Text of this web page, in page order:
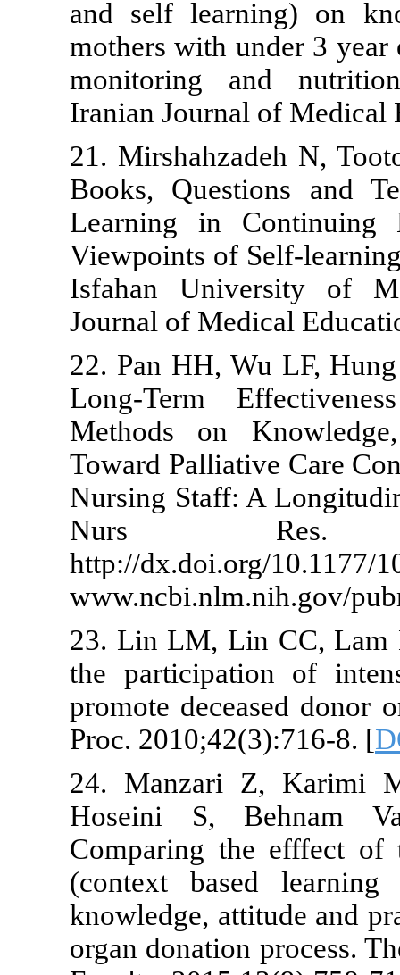
and self
mothers
monitoring
Iranian
21.
Books,
Learning
Viewpoints
Isfahan
Journal of
22. Pan HH,
Long-
Methods
Toward
Nursing
Nurs
http://
23. Lin LM,
the
promote
Proc.
24.
Hoseini
Comparing
(context
knowledge,
organ